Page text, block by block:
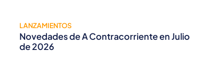
LANZAMIENTOS
Novedades de A Contracorriente en Julio
de 2026